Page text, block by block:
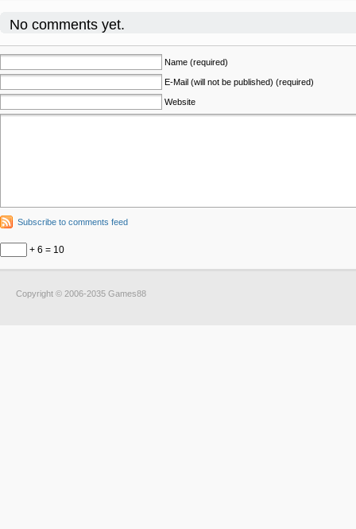
No comments yet.
Name (required)
E-Mail (will not be published) (required)
Website
Subscribe to comments feed
+ 6 = 10
Copyright © 2006-2035 Games88